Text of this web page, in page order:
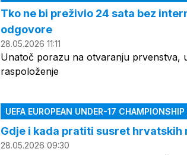
Tko ne bi preživio 24 sata bez
odgovore
28.05.2026 11:11
Unatoč porazu na otvaranju prvenstva,
raspoloženje
UEFA EUROPEAN UNDER-17
Gdje i kada pratiti susret hrvatskih
28.05.2026 09:30